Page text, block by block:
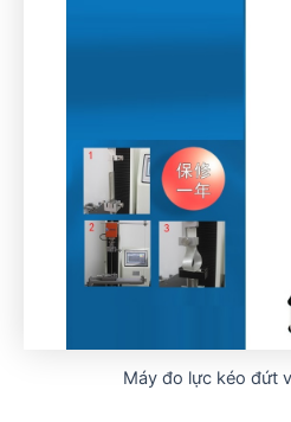
Máy đo lực kéo đứt